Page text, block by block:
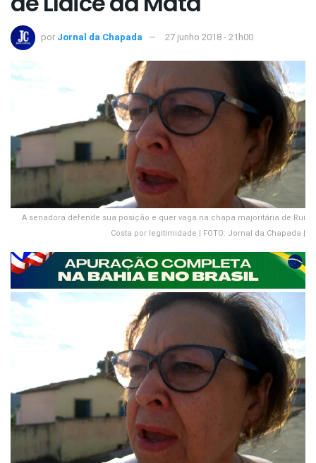
por Jornal da Chapada 27 junho 2018 - 21h00
A senadora defende sua posição e quer vaga na chapa majoritária de Rui
Costa por legitimidade | FOTO: Jornal da Chapada |